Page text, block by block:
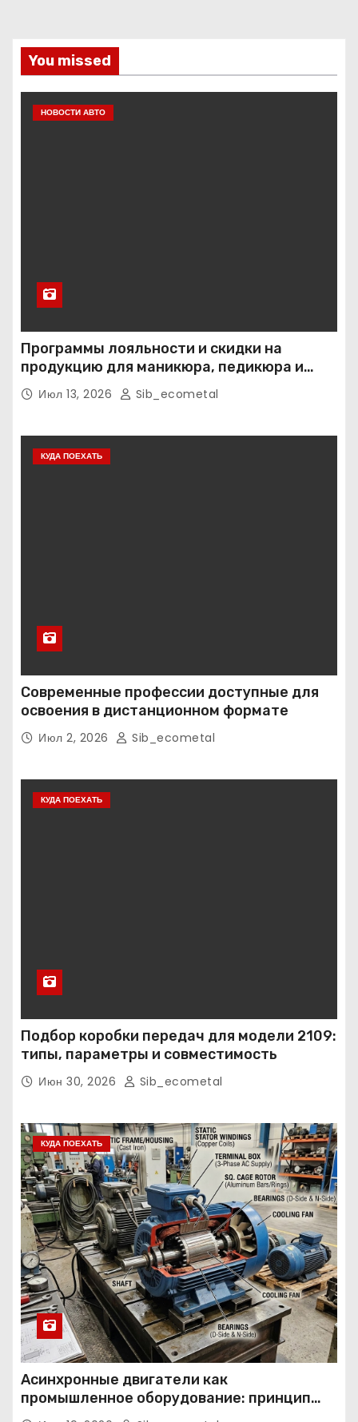
You missed
НОВОСТИ АВТО
Программы лояльности и скидки на
продукцию для маникюра, педикюра и
наращивания ресниц
Июл 13, 2026 Sib_ecometal
КУДА ПОЕХАТЬ
Современные профессии доступные для
освоения в дистанционном формате
Июл 2, 2026 Sib_ecometal
КУДА ПОЕХАТЬ
Подбор коробки передач для модели 2109:
типы, параметры и совместимость
Июн 30, 2026 Sib_ecometal
КУДА ПОЕХАТЬ
Асинхронные двигатели как
промышленное оборудование: принцип
работы, конструкция и области